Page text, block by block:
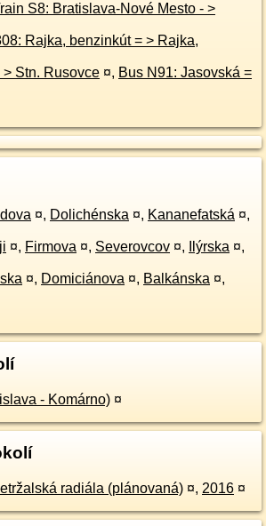
S8: Bratislava-Nové Mesto - >
Rajka, benzinkút = > Rajka,
Autóbuszforduló = > Stn. Rusovce ¤, Bus N91: Jasovská =
¤, Dolichénska ¤, Kananefatská ¤,
¤, Firmova ¤, Severovcov ¤, Ilýrska ¤,
¤, Domiciánova ¤, Balkánska ¤,
- Komárno) ¤
radiála (plánovaná) ¤, 2016 ¤